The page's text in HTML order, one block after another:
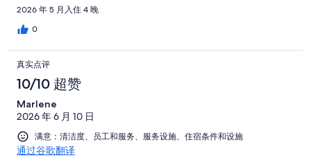
2026 年 5 月入住 4 晚
0
真实点评
10/10 超赞
Marlene
2026 年 6 月 10 日
满意：清洁度、员工和服务、服务设施、住宿条件和设施
通过谷歌翻译